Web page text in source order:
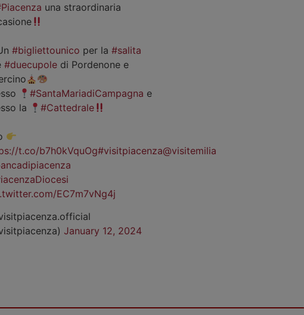
una straordinaria
#bigliettounico per la#salita
#duecupoledi Pordenone e
#SantaMariadiCampagna e
la
#Cattedrale
t.co/b7h0kVquOg#visitpiacenza@visitemilia
EC7m7vNg4j
January 12, 2024